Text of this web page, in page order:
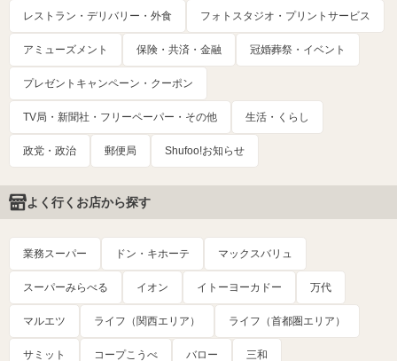
レストラン・デリバリー・外食 フォトスタジオ・プリントサービス
アミューズメント 保険・共済・金融 冠婚葬祭・イベント
プレゼントキャンペーン・クーポン
TV局・新聞社・フリーペーパー・その他 生活・くらし
政党・政治 郵便局 Shufoo!お知らせ
よく行くお店から探す
業務スーパー ドン・キホーテ マックスバリュ
スーパーみらべる イオン イトーヨーカドー 万代
マルエツ ライフ（関西エリア） ライフ（首都圏エリア）
サミット コープこうべ バロー 三和